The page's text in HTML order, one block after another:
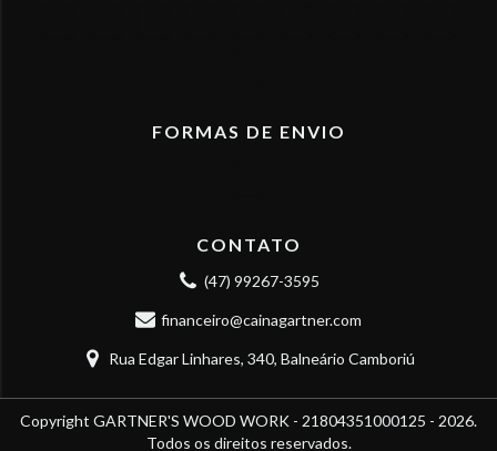
FORMAS DE ENVIO
CONTATO
(47) 99267-3595
financeiro@cainagartner.com
Rua Edgar Linhares, 340, Balneário Camboriú
Copyright GARTNER'S WOOD WORK - 21804351000125 - 2026.
Todos os direitos reservados.